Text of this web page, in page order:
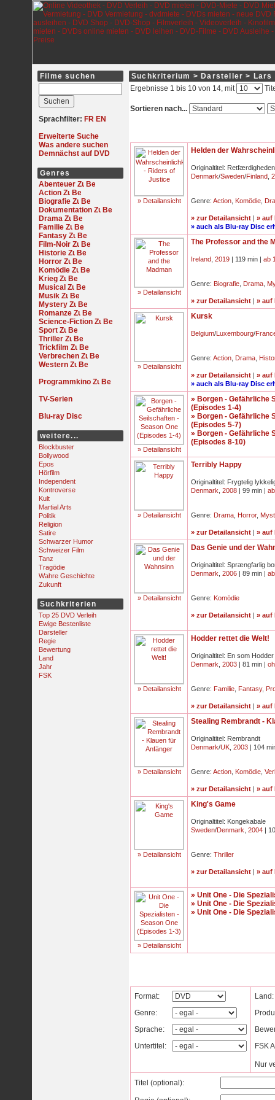
Filme suchen
Sprachfilter: FR EN
Erweiterte Suche
Was andere suchen
Demnächst auf DVD
Genres
Abenteuer
Action
Biografie
Dokumentation
Drama
Familie
Fantasy
Film-Noir
Historie
Horror
Komödie
Krieg
Musical
Musik
Mystery
Romanze
Science-Fiction
Sport
Thriller
Trickfilm
Verbrechen
Western
Programmkino
TV-Serien
Blu-ray Disc
weitere...
Blockbuster
Bollywood
Epos
Hörfilm
Independent
Kontroverse
Kult
Martial Arts
Politik
Religion
Satire
Schwarzer Humor
Schweizer Film
Tanz
Tragödie
Wahre Geschichte
Zukunft
Suchkriterien
Top 25 DVD Verleih
Ewige Bestenliste
Darsteller
Regie
Bewertung
Land
Jahr
FSK
Suchkriterium > Darsteller > Lars
Ergebnisse 1 bis 10 von 14, mit
Sortieren nach...
» Detailansicht
Helden der
Originaltitel:
Denmark/Sweden/Finland
Genre: Action Komödie
» zur Detailansicht | » auf
» auch als Blu-ray Disc
» Detailansicht
The Professor and the
Ireland 2019 | 119 min | ab
Genre: Biografie Drama
» zur Detailansicht | » auf
» Detailansicht
Kursk
Belgium/Luxembourg/
Genre: Action Drama
» zur Detailansicht | » auf
» auch als Blu-ray Disc
» Detailansicht
» Borgen - Gefährliche
(Episodes 1-4)
» Borgen - Gefährliche
(Episodes 5-7)
» Borgen - Gefährliche
(Episodes 8-10)
» Detailansicht
Terribly Happy
Originaltitel: Frygtelig
Denmark 2008 | 99 min |
Genre: Drama Horror,
» zur Detailansicht | » auf
» Detailansicht
Das Genie und der
Originaltitel: Sprængfarlig
Denmark 2006 | 89 min |
Genre: Komödie
» zur Detailansicht | » auf
» Detailansicht
Hodder rettet die Welt!
Originaltitel: En som Hodder
Denmark 2003 | 81 min |
Genre: Familie Fantasy,
» zur Detailansicht | » auf
» Detailansicht
Stealing Rembrandt -
Originaltitel: Rembrandt
Denmark/UK 2003 | 104
Genre: Action Komödie
» zur Detailansicht | » auf
» Detailansicht
King's Game
Originaltitel: Kongekabale
Sweden/Denmark 2004 |
Genre: Thriller
» zur Detailansicht | » auf
» Detailansicht
» Unit One - Die
» Unit One - Die
» Unit One - Die
Format:
Genre:
Sprache:
Untertitel:
Land:
FSK
Nur
Titel (optional):